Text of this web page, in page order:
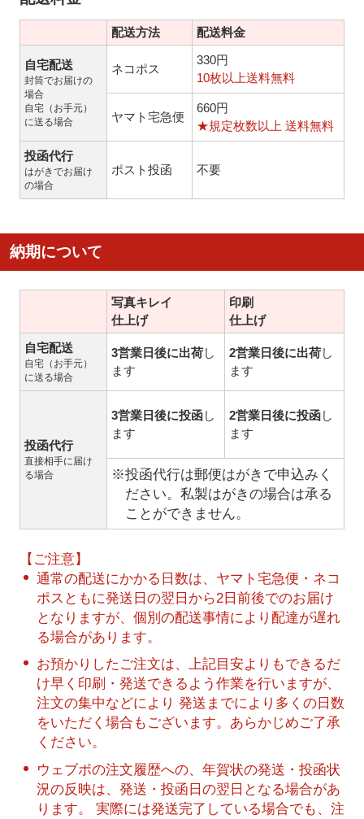
配送方法 配送料金
自宅配送
封筒でお届けの
場合
自宅（お手元）
に送る場合
ネコポス
330円
10枚以上送料無料
ヤマト宅急便
660円
★規定枚数以上 送料無料
投函代行
はがきでお届け
の場合
ポスト投函 不要
納期について
写真キレイ
仕上げ
印刷
仕上げ
自宅配送
自宅（お手元）
に送る場合
3営業日後に出荷し
ます
2営業日後に出荷し
ます
投函代行
直接相手に届け
る場合
3営業日後に投函し
ます
2営業日後に投函し
ます
※投函代行は郵便はがきで申込みく
ださい。私製はがきの場合は承る
ことができません。
【ご注意】
通常の配送にかかる日数は、ヤマト宅急便・ネコ
ポスともに発送日の翌日から2日前後でのお届け
となりますが、個別の配送事情により配達が遅れ
る場合があります。
お預かりしたご注文は、上記目安よりもできるだ
け早く印刷・発送できるよう作業を行いますが、
注文の集中などにより 発送までにより多くの日数
をいただく場合もございます。あらかじめご了承
ください。
ウェブポの注文履歴への、年賀状の発送・投函状
況の反映は、発送・投函日の翌日となる場合があ
ります。 実際には発送完了している場合でも、注